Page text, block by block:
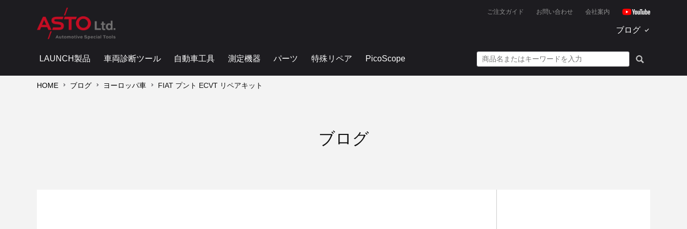
ご注文ガイド お問い合わせ 会社案内
ブログ
LAUNCH製品 車両診断ツール 自動車工具 測定機器 パーツ 特殊リペア PicoScope
HOME ブログ ヨーロッパ車 FIAT プント ECVT リペアキット
ブログ